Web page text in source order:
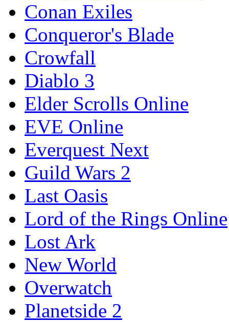
Conan Exiles
Conqueror's Blade
Crowfall
Diablo 3
Elder Scrolls Online
EVE Online
Everquest Next
Guild Wars 2
Last Oasis
Lord of the Rings Online
Lost Ark
New World
Overwatch
Planetside 2